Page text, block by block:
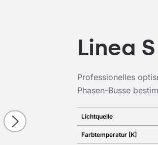
Linea
Professionelles
Phasen-Busse
Lichtquelle
Farbtemperatur [K]